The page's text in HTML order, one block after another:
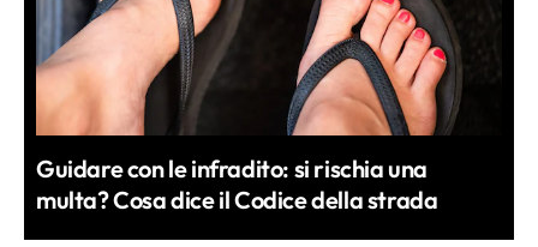
Guidare con le infradito: si rischia una
multa? Cosa dice il Codice della strada